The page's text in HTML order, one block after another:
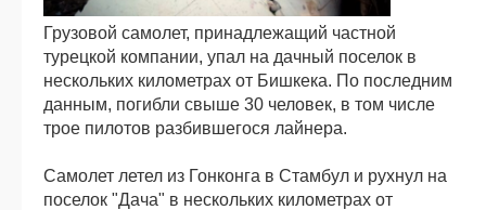
Грузовой самолет, принадлежащий частной
турецкой компании, упал на дачный поселок в
нескольких километрах от Бишкека. По последним
данным, погибли свыше 30 человек, в том числе
трое пилотов разбившегося лайнера.
Самолет летел из Гонконга в Стамбул и рухнул на
поселок "Дача" в нескольких километрах от